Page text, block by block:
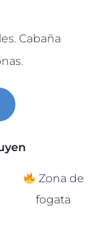
Cabaña
Zona de
fogata